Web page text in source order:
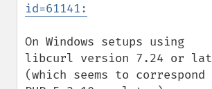
id=61141:
On Windows setups using
libcurl version 7.24 or
(which seems to correspond